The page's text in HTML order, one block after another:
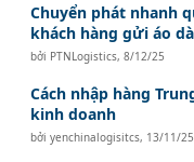
Chuyển phát nhanh
khách hàng gửi áo
bởi PTNLogistics,8/12/25
Cách nhập hàng
kinh doanh
bởiyenchinalogisitcs, 13/11/25